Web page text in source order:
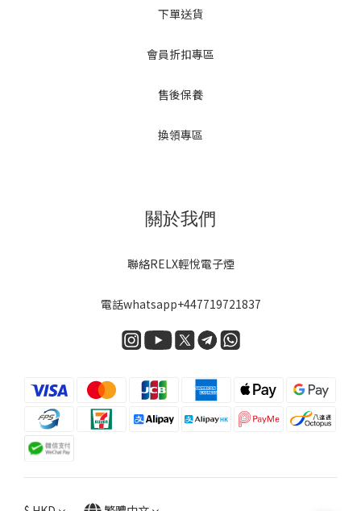
下單送貨
會員折扣專區
售後保養
換領專區
關於我們
聯絡RELX輕悅電子煙
電話whatsapp+447719721837